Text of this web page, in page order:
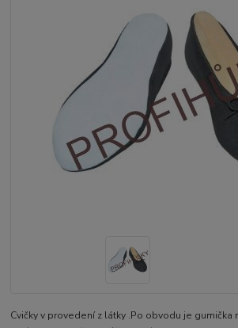
Cvičky v provedení z látky .Po obvodu je gumička